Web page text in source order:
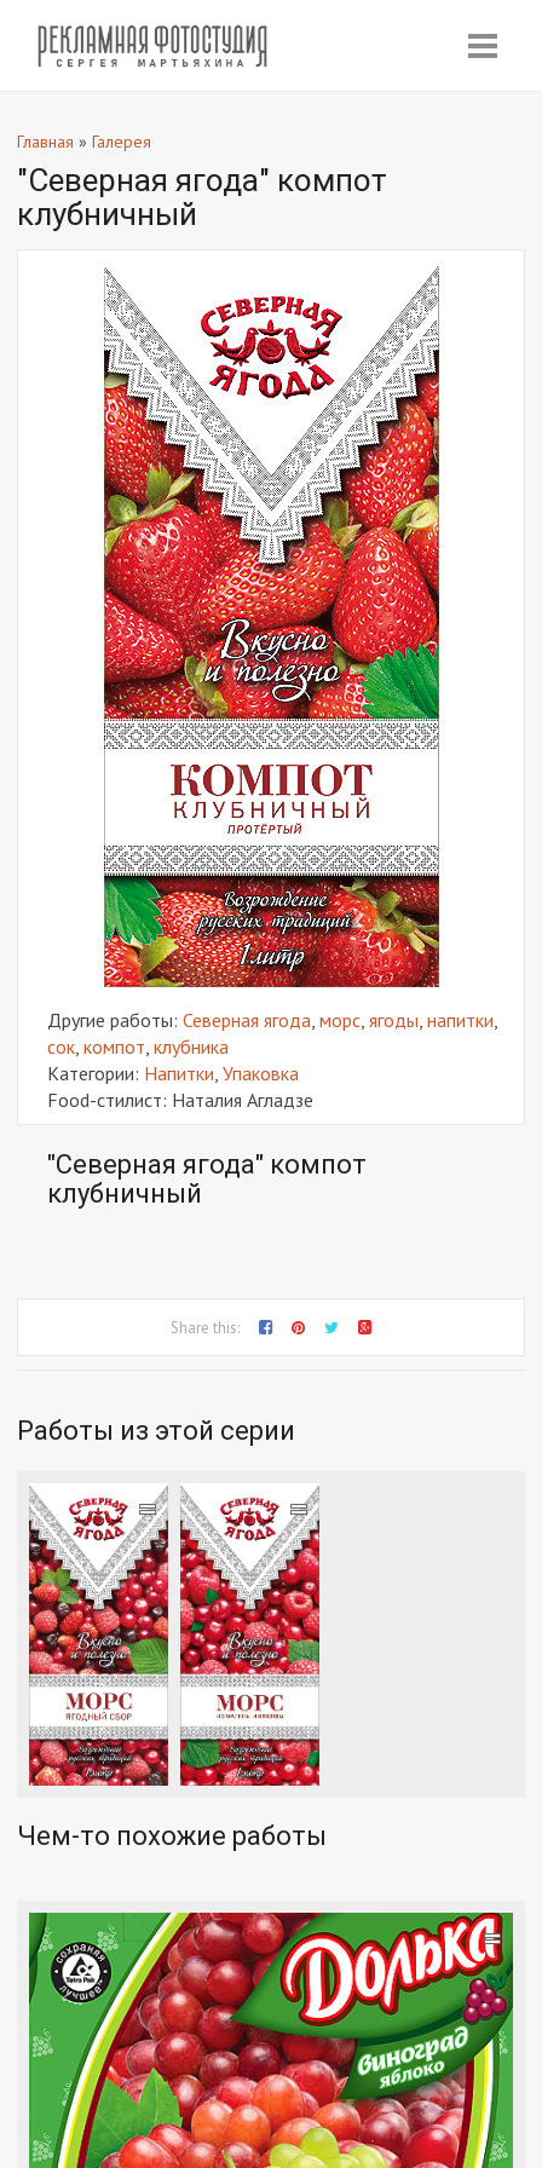
Главная » Галерея
"Северная ягода" компот
клубничный
Другие работы: Северная ягода морс ягоды напитки
сок компот клубника
Категории: Напитки Упаковка
Food-стилист: Наталия Агладзе
"Северная ягода" компот
клубничный
Share this:
Работы из этой серии
= =
Чем-то похожие работы
=